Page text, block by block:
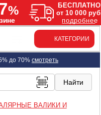
КАТЕГОРИИ
до 70% смотреть
ВАЛИКИ И